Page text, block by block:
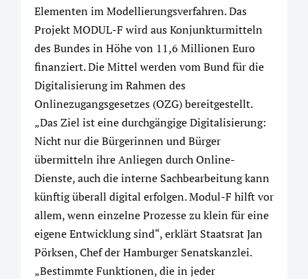
Elementen im Modellierungsverfahren. Das
Projekt MODUL-F wird aus Konjunkturmitteln
des Bundes in Höhe von 11,6 Millionen Euro
finanziert. Die Mittel werden vom Bund für die
Digitalisierung im Rahmen des
Onlinezugangsgesetzes (OZG) bereitgestellt.
„Das Ziel ist eine durchgängige Digitalisierung:
Nicht nur die Bürgerinnen und Bürger
übermitteln ihre Anliegen durch Online-
Dienste, auch die interne Sachbearbeitung kann
künftig überall digital erfolgen. Modul-F hilft vor
allem, wenn einzelne Prozesse zu klein für eine
eigene Entwicklung sind“, erklärt Staatsrat Jan
Pörksen, Chef der Hamburger Senatskanzlei.
„Bestimmte Funktionen, die in jeder